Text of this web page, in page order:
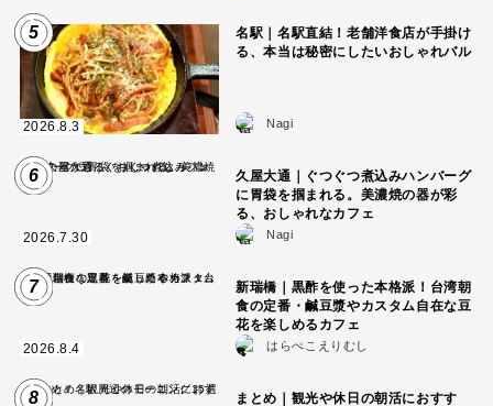
5
2026.8.3
名駅｜名駅直結！老舗洋食店が手掛け
る、本当は秘密にしたいおしゃれバル
Nagi
6
2026.7.30
久屋大通｜ぐつぐつ煮込みハンバーグ
に胃袋を掴まれる。美濃焼の器が彩
る、おしゃれなカフェ
Nagi
7
2026.8.4
新瑞橋｜黒酢を使った本格派！台湾朝
食の定番・鹹豆漿やカスタム自在な豆
花を楽しめるカフェ
はらぺこえりむし
8 まとめ｜観光や休日の朝活におすす